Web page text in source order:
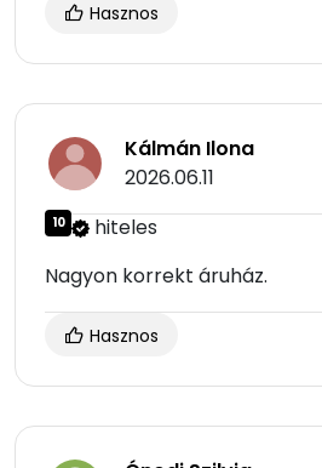
Hasznos
Kálmán Ilona
2026.06.11
10
hiteles
Nagyon korrekt áruház.
Hasznos